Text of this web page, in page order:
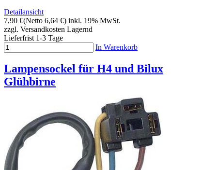
Detailansicht
7,90 €(Netto 6,64 €) inkl. 19% MwSt.
zzgl. Versandkosten Lagernd
Lieferfrist 1-3 Tage
In Warenkorb
Lampensockel für H4 und Bilux
Glühbirne